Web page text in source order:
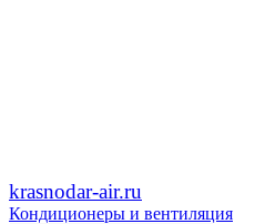
krasnodar-air.ru
Кондиционеры и вентиляция